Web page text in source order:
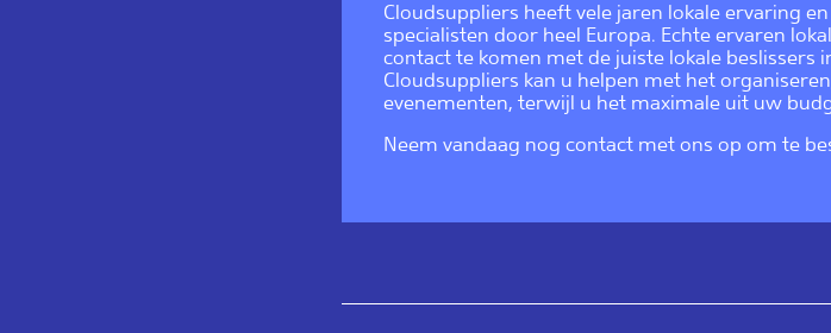
Cloudsuppliers heeft vele jaren lokale ervaring
specialisten door heel Europa. Echte ervaren
contact te komen met de juiste lokale beslissers
Cloudsuppliers kan u helpen met het
evenementen, terwijl u het maximale uit uw
Neem vandaag nog contact met ons op om te